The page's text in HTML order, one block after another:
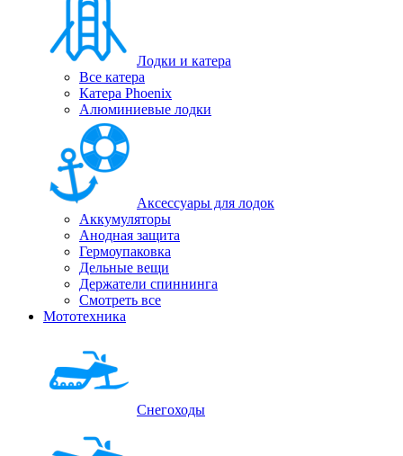
Лодки и катера
Все катера
Катера Phoenix
Алюминиевые лодки
Аксессуары для лодок
Аккумуляторы
Анодная защита
Гермоупаковка
Дельные вещи
Держатели спиннинга
Смотреть все
Мототехника
Снегоходы